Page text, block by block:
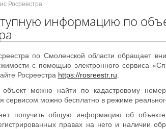
Росреестра
информацию по
по Смоленской области обращает
с помощью электронного сервиса
Росреестра https://rosreestr.ru
можно найти по кадастровому
сервисом можно бесплатно в режиме
получить общую информацию об
правах на него и наличии